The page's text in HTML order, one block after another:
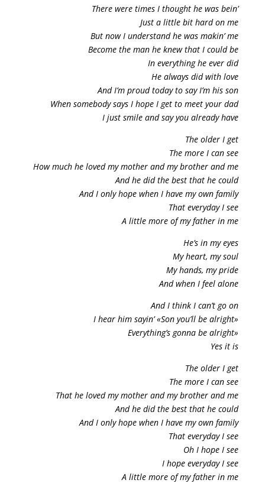
There were times I thought he was bein’
Just a little bit hard on me
But now I understand he was makin’ me
Become the man he knew that I could be
In everything he ever did
He always did with love
And I’m proud today to say I’m his son
When somebody says I hope I get to meet your dad
I just smile and say you already have
The older I get
The more I can see
How much he loved my mother and my brother and me
And he did the best that he could
And I only hope when I have my own family
That everyday I see
A little more of my father in me
He’s in my eyes
My heart, my soul
My hands, my pride
And when I feel alone
And I think I can’t go on
I hear him sayin’ «Son you’ll be alright»
Everything’s gonna be alright»
Yes it is
The older I get
The more I can see
That he loved my mother and my brother and me
And he did the best that he could
And I only hope when I have my own family
That everyday I see
Oh I hope I see
I hope everyday I see
A little more of my father in me